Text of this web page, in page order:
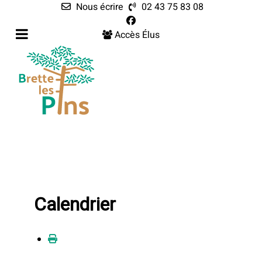
Nous écrire
02 43 75 83 08
Accès Élus
Calendrier